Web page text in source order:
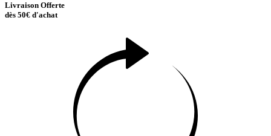
Livraison Offerte
dès 50€ d'achat